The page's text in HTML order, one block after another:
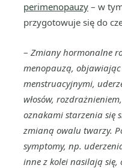
perimenopauzy – w
przygotowuje się do
– Zmiany hormonalne
menopauzą,
menstruacyjnymi,
włosów,
oznakami starzenia się
zmianą owalu twarzy.
symptomy, np.
inne z kolei nasilają się,